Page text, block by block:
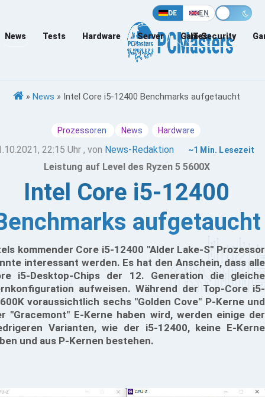
DE EN
News Tests Hardware Server Games
IT-Security
» News » Intel Core i5-12400 Benchmarks aufgetaucht
Prozessoren News Hardware
22:15 Uhr , von News-Redaktion ~1 Min. Lesezeit
Leistung auf Level des Ryzen 5 5600X
Intel Core i5-12400
aufgetaucht
kommender Core i5-12400 "Alder Lake-S" Prozessor
interessant werden. Es hat den Anschein, dass alle
i5-Desktop-Chips der 12. Generation die gleiche
aufweisen. Während der Top-Core i5-
voraussichtlich sechs "Golden Cove" P-Kerne und
"Gracemont" E-Kerne haben wird, werden einige der
Varianten, wie der i5-12400, keine E-Kerne
und aus P-Kernen bestehen.